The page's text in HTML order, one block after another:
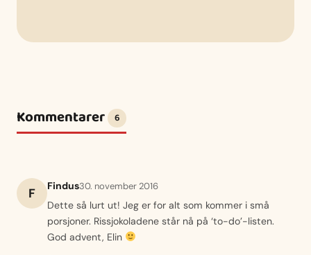
Kommentarer 6
F Findus30. november 2016
Dette så lurt ut! Jeg er for alt som kommer i små
porsjoner. Rissjokoladene står nå på ‘to-do’-listen.
God advent, Elin